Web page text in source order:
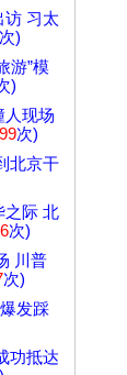
访 习太
次)
游”模
)
人现场
次)
北京干
之际 北
次)
川普
次)
发踩
功抵达